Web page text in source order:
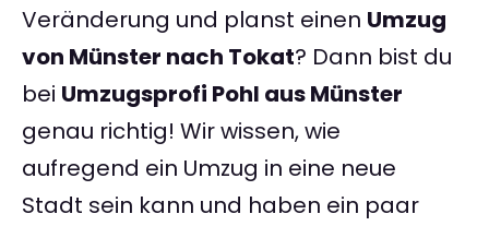
Veränderung und planst einen Umzug
von Münster nach Tokat? Dann bist du
bei Umzugsprofi Pohl aus Münster
genau richtig! Wir wissen, wie
aufregend ein Umzug in eine neue
Stadt sein kann und haben ein paar